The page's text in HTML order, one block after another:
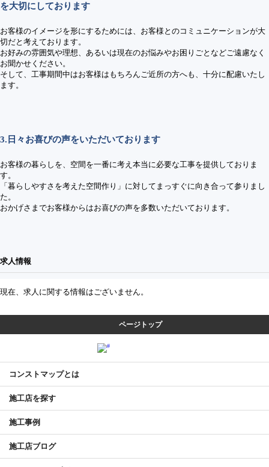
を大切にしております
お客様のイメージを形にするためには、お客様とのコミュニケーションが大
切だと考えております。
お好みの雰囲気や理想、あるいは現在のお悩みやお困りごとなどご遠慮なく
お聞かせください。
そして、工事期間中はお客様はもちろんご近所の方へも、十分に配慮いたし
ます。
3.日々お喜びの声をいただいております
お客様の暮らしを、空間を一番に考え本当に必要な工事を提供しておりま
す。
「暮らしやすさを考えた空間作り」に対してまっすぐに向き合って参りまし
た。
おかげさまでお客様からはお喜びの声を多数いただいております。
求⼈情報
現在、求人に関する情報はございません。
ページトップ
コンストマップとは
施工店を探す
施工事例
施工店ブログ